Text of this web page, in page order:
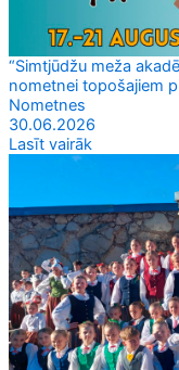
“Simtjūdžu meža
nometnei topošajiem
Nometnes
30.06.2026
Lasīt vairāk